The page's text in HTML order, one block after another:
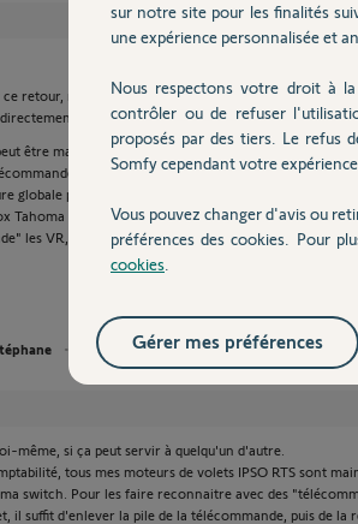
retour, mais je ne suis par sur de comprendre,
en RTS ('natif') les VR ?
être mal formulée : ce que j'appelle "interrupteur
(fixées après le mur). Ils sont également
globale par une télécommande Telis.
Tahoma pouvait se 'subtsituer' à la télécommande
les VR,mais j'ai un doute sur la compatibilité IPSO
il y a presque 2 ans
même, si ça peut servir à quelqu'un d'autre.
tous mes moteurs de volets IPSO RTS sont
switch. Pour les faire reconnaitre avec des
il suffit d'enlever la pile de la télécommande, puis de la
sur notre site pour les finalités
une expérience personnalisée et
Nous respectons votre droit à
contrôler ou de refuser
proposés par des tiers. Le refus
Somfy cependant votre
Vous pouvez changer d'avis ou
préférences des cookies. Pour
cookies
Gérer mes préférences